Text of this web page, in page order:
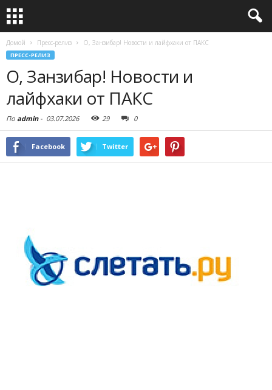
Домой Пресс-релиз О, Занзибар! Новости и лайфхаки от ПАКС
ПРЕСС-РЕЛИЗ
О, Занзибар! Новости и
лайфхаки от ПАКС
По admin- 03.07.2026 29 0
Facebook Twitter